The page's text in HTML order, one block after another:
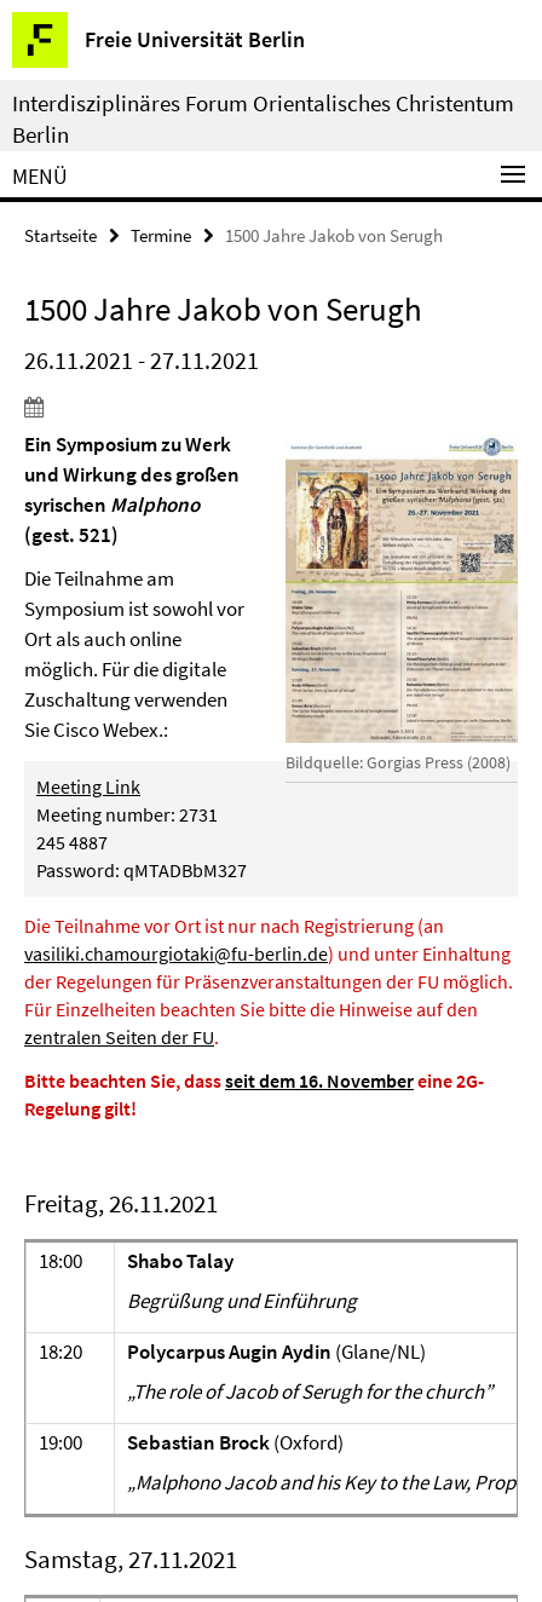
Springe
direkt
zu
Inhalt
Freie Universität Berlin
Service-
Navigation
Interdisziplinäres Forum Orientalisches Christentum
Berlin
MENÜ
Startseite Termine 1500 Jahre Jakob von Serugh
1500 Jahre Jakob von Serugh
26.11.2021 - 27.11.2021
Bildquelle: Gorgias Press (2008)
Ein Symposium zu Werk
und Wirkung des großen
syrischen Malphono
(gest. 521)
Die Teilnahme am
Symposium ist sowohl vor
Ort als auch online
möglich. Für die digitale
Zuschaltung verwenden
Sie Cisco Webex.:
Meeting Link
Meeting number: 2731
245 4887
Password: qMTADBbM327
Die Teilnahme vor Ort ist nur nach Registrierung (an
vasiliki.chamourgiotaki@fu-berlin.de) und unter Einhaltung
der Regelungen für Präsenzveranstaltungen der FU möglich.
Für Einzelheiten beachten Sie bitte die Hinweise auf den
zentralen Seiten der FU.
Bitte beachten Sie, dassseit dem 16. Novembereine 2G-
Regelung gilt!
Freitag, 26.11.2021
18:00
Shabo Talay
Begrüßung und Einführung
18:20
Polycarpus Augin Aydin (Glane/NL)
„The role of Jacob of Serugh for the church”
19:00
Sebastian Brock(Oxford)
„Malphono Jacob and his Key to the Law,
Samstag, 27.11.2021